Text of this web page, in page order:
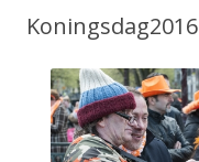
Koningsdag2016